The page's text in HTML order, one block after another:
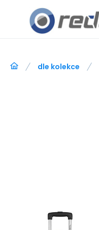
dle kolekce